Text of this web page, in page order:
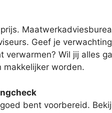
Geef je
verwarmen? Wil jij alles
worden.
bent voorbereid.